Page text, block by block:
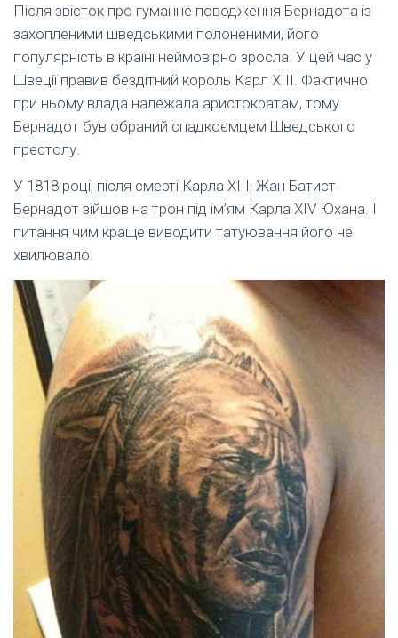
Після звісток про гуманне поводження Бернадота із
захопленими шведськими полоненими, його
популярність в країні неймовірно зросла. У цей час у
Швеції правив бездітний король Карл XIII. Фактично
при ньому влада належала аристократам, тому
Бернадот був обраний спадкоємцем Шведського
престолу.
У 1818 році, після смерті Карла XIII, Жан Батист
Бернадот зійшов на трон під ім’ям Карла XIV Юхана. І
питання чим краще виводити татуювання його не
хвилювало.